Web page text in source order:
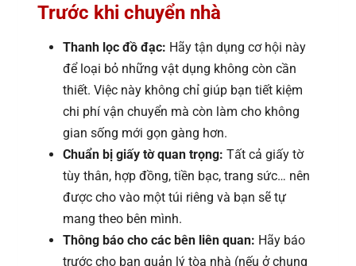
Trước khi chuyển nhà
Thanh lọc đồ đạc: Hãy tận dụng cơ hội này
để loại bỏ những vật dụng không còn cần
thiết. Việc này không chỉ giúp bạn tiết kiệm
chi phí vận chuyển mà còn làm cho không
gian sống mới gọn gàng hơn.
Chuẩn bị giấy tờ quan trọng: Tất cả giấy tờ
tùy thân, hợp đồng, tiền bạc, trang sức… nên
được cho vào một túi riêng và bạn sẽ tự
mang theo bên mình.
Thông báo cho các bên liên quan: Hãy báo
trước cho ban quản lý tòa nhà (nếu ở chung